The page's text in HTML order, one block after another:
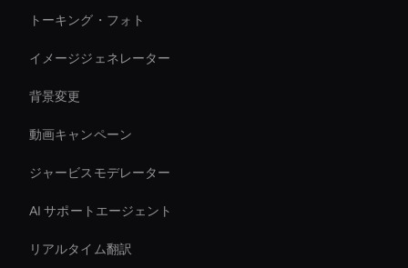
トーキング・フォト
イメージジェネレーター
背景変更
動画キャンペーン
ジャービスモデレーター
AI サポートエージェント
リアルタイム翻訳